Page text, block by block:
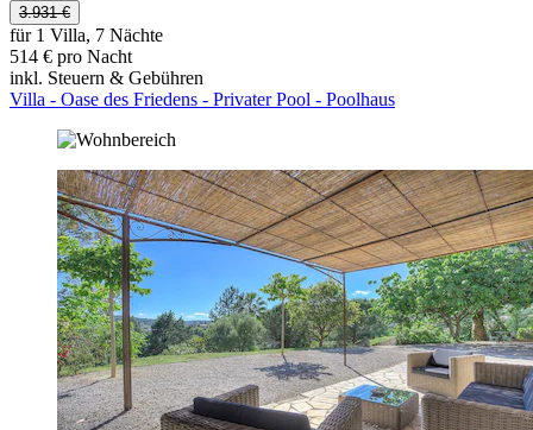
3.931 €
für 1 Villa, 7 Nächte
514 € pro Nacht
inkl. Steuern & Gebühren
Villa - Oase des Friedens - Privater Pool - Poolhaus